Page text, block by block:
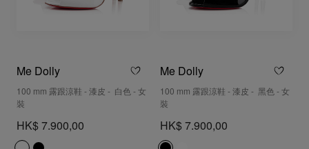
Me Dolly
100 mm 露跟涼鞋 - 漆皮 - 白色 - 女
裝
HK$ 7.900,00
Me Dolly
100 mm 露跟涼鞋 - 漆皮 - 黑色 - 女
裝
HK$ 7.900,00